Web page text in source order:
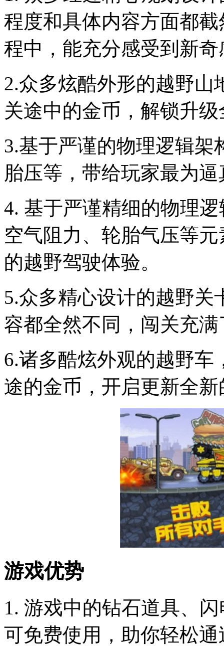
程度和具体内容方面都
程中，能充分感受到新
2.众多炫酷外形的越野
关途中的金币，解锁升
3.基于严谨的物理逻辑
胎压等，带给玩家最为
4. 基于严谨精细的物理
空气阻力、轮胎气压等
的越野驾驶体验。
5.众多精心设计的越野
容都全然不同，闯关充
6.诸多酷炫外观的越野
途的金币，开启更新全
游戏优势
1. 游戏中的钻石道具、
可免费使用，助你轻松